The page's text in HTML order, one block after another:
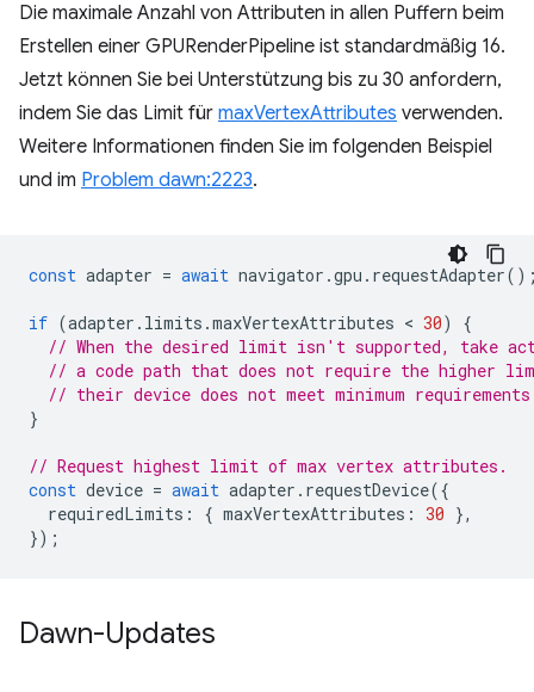
Die maximale Anzahl von Attributen in allen Puffern beim
Erstellen einer GPURenderPipeline ist standardmäßig 16.
Jetzt können Sie bei Unterstützung bis zu 30 anfordern,
indem Sie das Limit für maxVertexAttributes verwenden.
Weitere Informationen finden Sie im folgenden Beispiel
und im Problem dawn:2223.
const adapter = await navigator .gpu . requestAdapter
if (adapter . limits .maxVertexAttributes < 30)
{
// When the desired limit isn't supported, take
// a code path that does not require the higher
// their device does not meet minimum
}
// Request highest limit of max vertex attributes.
const device = await adapter . requestDevice({
requiredLimits : { maxVertexAttributes : 30 },
});
Dawn-Updates